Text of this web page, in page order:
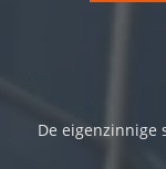
De eigenzinnige